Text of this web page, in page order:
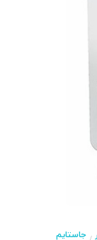
جاستایم